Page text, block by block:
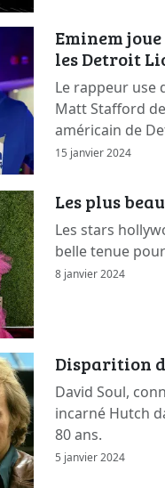
Eminem
les Detroit
Le rappeur use
Matt Stafford
américain de
15 janvier 2024
Les plus
Les stars
belle tenue
8 janvier 2024
Disparition
David Soul,
incarné Hutch
80 ans.
5 janvier 2024